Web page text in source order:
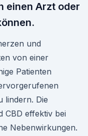
einen Arzt oder
und
von einer
Patienten
lindern. Die
CBD effektiv bei
Nebenwirkungen.